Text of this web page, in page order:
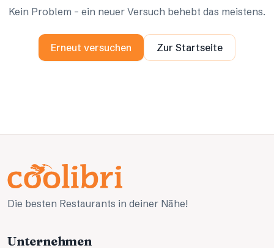
Kein Problem – ein neuer Versuch behebt das meistens.
Erneut versuchen Zur Startseite
Die besten Restaurants in deiner Nähe!
Unternehmen